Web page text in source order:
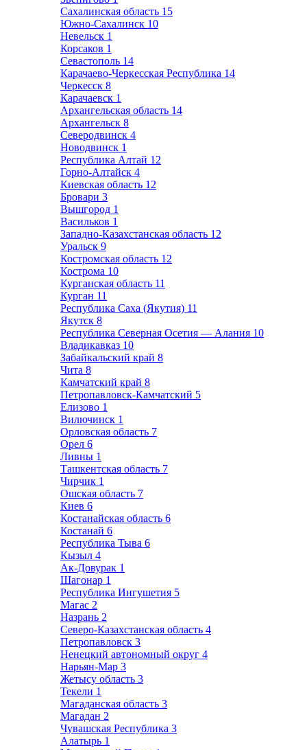
Сахалинская область 15
Южно-Сахалинск 10
Невельск 1
Корсаков 1
Севастополь 14
Карачаево-Черкесская Республика 14
Черкесск 8
Карачаевск 1
Архангельская область 14
Архангельск 8
Северодвинск 4
Новодвинск 1
Республика Алтай 12
Горно-Алтайск 4
Киевская область 12
Бровари 3
Вышгород 1
Васильков 1
Западно-Казахстанская область 12
Уральск 9
Костромская область 12
Кострома 10
Курганская область 11
Курган 11
Республика Саха (Якутия) 11
Якутск 8
Республика Северная Осетия — Алания 10
Владикавказ 10
Забайкальский край 8
Чита 8
Камчатский край 8
Петропавловск-Камчатский 5
Елизово 1
Вилючинск 1
Орловская область 7
Орел 6
Ливны 1
Ташкентская область 7
Чирчик 1
Ошская область 7
Киев 6
Костанайская область 6
Костанай 6
Республика Тыва 6
Кызыл 4
Ак-Довурак 1
Шагонар 1
Республика Ингушетия 5
Магас 2
Назрань 2
Северо-Казахстанская область 4
Петропавловск 3
Ненецкий автономный округ 4
Нарьян-Мар 3
Жетысу область 3
Текели 1
Магаданская область 3
Магадан 2
Чувашская Республика 3
Алатырь 1